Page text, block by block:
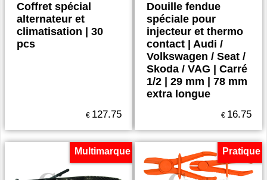
Coffret spécial
alternateur et
climatisation | 30
pcs
€ 127.75
Douille fendue
spéciale pour
injecteur et thermo
contact | Audi /
Volkswagen / Seat /
Skoda / VAG | Carré
1/2 | 29 mm | 78 mm
extra longue
€ 16.75
Multimarque Pratique